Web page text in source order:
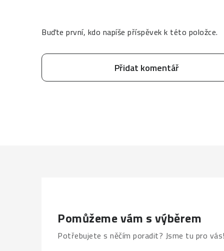
Buďte první, kdo napíše příspěvek k této položce.
Přidat komentář
Pomůžeme vám s výběrem
Potřebujete s něčím poradit? Jsme tu pro vás!